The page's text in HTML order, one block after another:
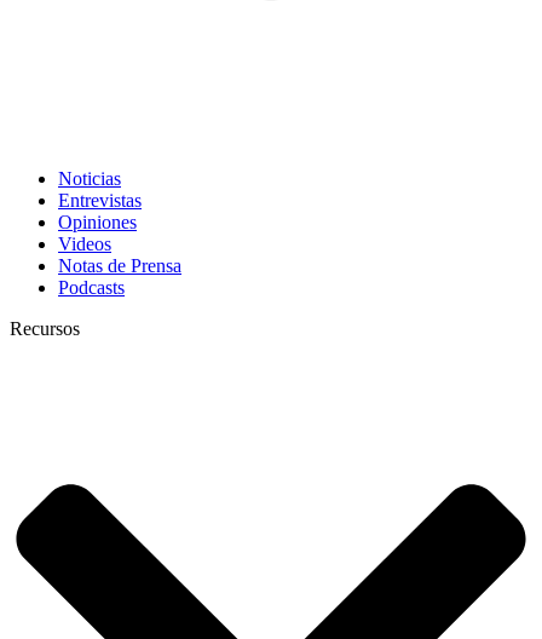
Noticias
Entrevistas
Opiniones
Videos
Notas de Prensa
Podcasts
Recursos